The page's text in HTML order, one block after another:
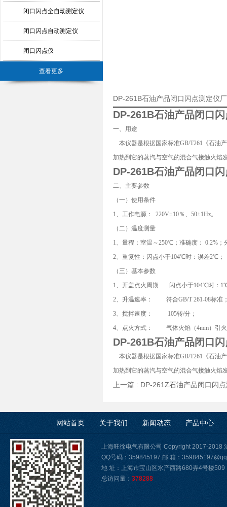
闭口闪点全自动测定仪
闭口闪点自动测定仪
闭口闪点仪
查看更多
DP-261B石油产品闭口闪点测定仪
DP-261B石油产品闭口
一、用途
本仪器是根据国家标准GB/T261《石油
加热到它的蒸汽与空气的混合气接触火焰
DP-261B石油产品闭口
二、主要参数
（一）使用条件
1、工作电源： 220V±10％、50±1Hz。
（二）温度测量
1、量程：室温～250℃；准确度： 0.2%
2、重复性：闪点小于104℃时：误差2℃
（三）基本参数
1、开盖点火周期 闪点小于104℃时：
2、升温速率： 符合GB/T 261-08标准
3、搅拌速度： 105转/分；
4、点火方式： 气体火焰（4mm）引
DP-261B石油产品闭口
本仪器是根据国家标准GB/T261《石油
加热到它的蒸汽与空气的混合气接触火焰
上一篇 : DP-261Z石油产品闭口闪
网站首页 关于我们 新闻动态 产品中心
上海旺徐电气有限公司 Copyright 2017-2018
QQ号码：359845197 邮 箱：
地 址：上海市宝山区水产西路680弄4号楼509
总访问量： 378288